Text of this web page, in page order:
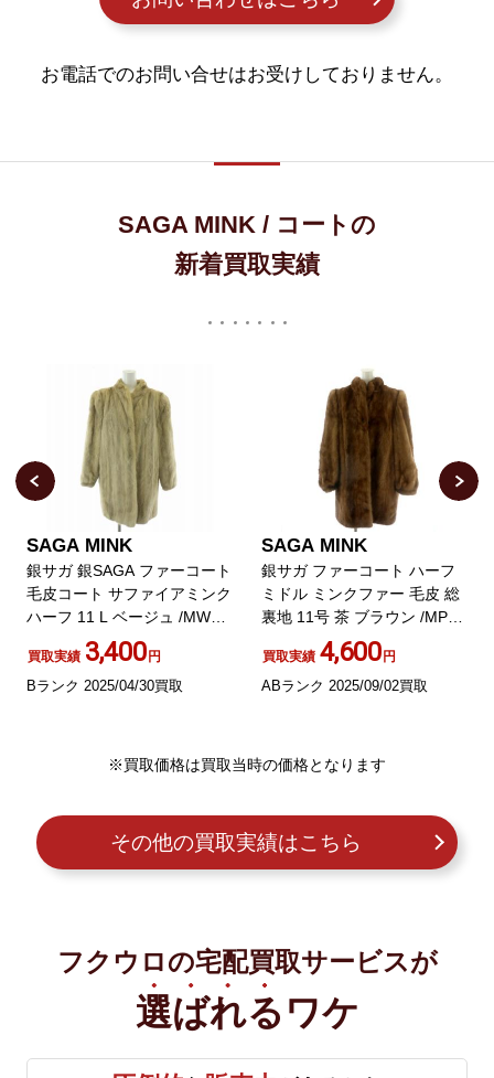
お電話でのお問い合せはお受けしておりません。
SAGA MINK / コートの
新着買取実績
SAGA MINK
銀サガ 銀SAGA ファーコート
毛皮コート サファイアミンク
ハーフ 11 L ベージュ /MW
買取実績 3,400円
Bランク 2025/04/30買取
SAGA MINK
銀サガ ファーコート ハーフ
ミドル ミンクファー 毛皮 総
裏地 11号 茶 ブラウン /MP
買取実績 4,600円
ABランク 2025/09/02買取
※買取価格は買取当時の価格となります
その他の買取実績はこちら
フクウロの宅配買取サービスが
選ばれる ワケ